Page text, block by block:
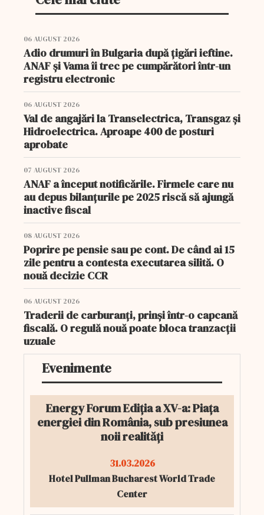
06 AUGUST 2026
Adio drumuri în Bulgaria după țigări ieftine.
ANAF și Vama îi trec pe cumpărători într-un
registru electronic
06 AUGUST 2026
Val de angajări la Transelectrica, Transgaz și
Hidroelectrica. Aproape 400 de posturi
aprobate
07 AUGUST 2026
ANAF a început notificările. Firmele care nu
au depus bilanțurile pe 2025 riscă să ajungă
inactive fiscal
08 AUGUST 2026
Poprire pe pensie sau pe cont. De când ai 15
zile pentru a contesta executarea silită. O
nouă decizie CCR
06 AUGUST 2026
Traderii de carburanți, prinși într-o capcană
fiscală. O regulă nouă poate bloca tranzacții
uzuale
Evenimente
Energy Forum Ediția a XV-a: Piața
energiei din România, sub presiunea
noii realități
31.03.2026
Hotel Pullman Bucharest World Trade
Center